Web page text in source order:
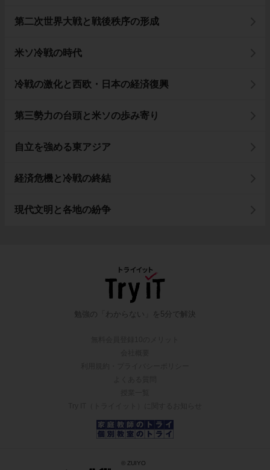
第二次世界大戦と戦後秩序の形成
米ソ冷戦の時代
冷戦の激化と西欧・日本の経済復興
第三勢力の台頭と米ソの歩み寄り
自立を強める東アジア
経済危機と冷戦の終結
現代文明と各地の紛争
勉強の「わからない」を5分で解決
© ZUIYO